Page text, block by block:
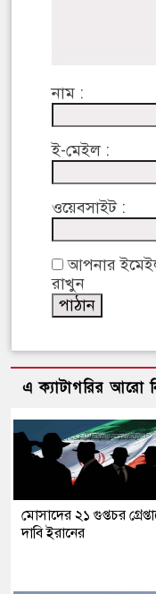
নাম :
ই-মেইল :
ওয়েবসাইট :
আপনার
রাখুন
এ ক্যাটাগরির আরো
মোসাদের ২১ গুপ্তচর
দাবি ইরানের